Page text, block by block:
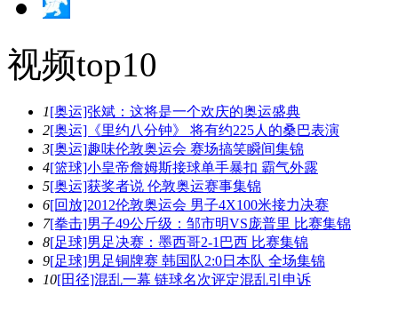
视频top10
1[奥运]张斌：这将是一个欢庆的奥运盛典
2[奥运]《里约八分钟》 将有约225人的桑巴表演
3[奥运]趣味伦敦奥运会 赛场搞笑瞬间集锦
4[篮球]小皇帝詹姆斯接球单手暴扣 霸气外露
5[奥运]获奖者说 伦敦奥运赛事集锦
6[回放]2012伦敦奥运会 男子4X100米接力决赛
7[拳击]男子49公斤级：邹市明VS庞普里 比赛集锦
8[足球]男足决赛：墨西哥2-1巴西 比赛集锦
9[足球]男足铜牌赛 韩国队2:0日本队 全场集锦
10[田径]混乱一幕 链球名次评定混乱引申诉